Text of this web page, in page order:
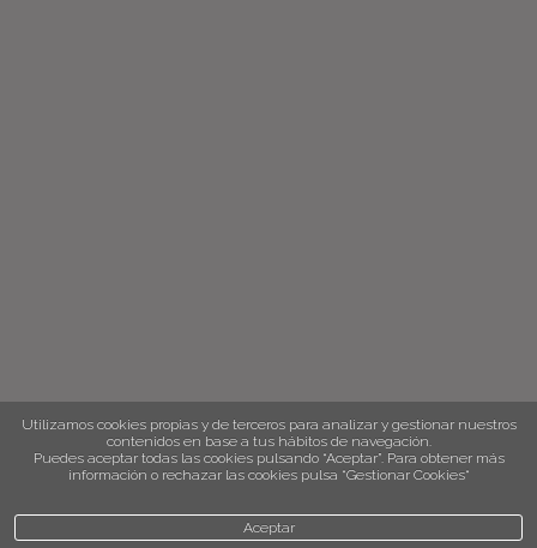
Utilizamos cookies propias y de terceros para analizar y gestionar nuestros
contenidos en base a tus hábitos de navegación.
Puedes aceptar todas las cookies pulsando “Aceptar”. Para obtener más
información o rechazar las cookies pulsa “Gestionar Cookies“
Aceptar